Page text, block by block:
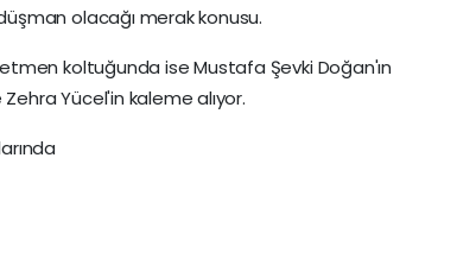
olacağı merak konusu.
koltuğunda ise Mustafa Şevki Doğan'ın
Yücel'in kaleme alıyor.